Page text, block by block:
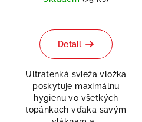
hodnotenie
produktu
z
5
hviezdičiek.
Detail
Ultratenká svieža vložka
poskytuje maximálnu
hygienu vo všetkých
topánkach vďaka savým